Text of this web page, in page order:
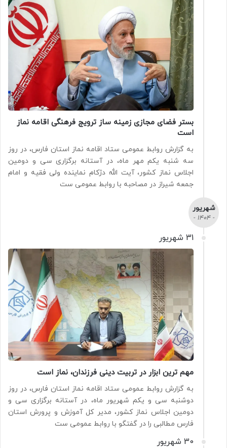
بستر فضای مجازی زمینه ساز ترویج فرهنگی اقامه نماز
است
به گزارش روابط عمومی ستاد اقامه نماز استان فارس، در روز
سه شنبه یکم مهر ماه، در آستانه برگزاری سی و دومین
اجلاس نماز کشور، آیت الله دژکام نماینده ولی فقیه و امام
جمعه شیراز در مصاحبه با روابط عمومی ست
شهریور
- 1404 -
31 شهریور
مهم ترین ابزار در تربیت دینی فرزندان، نماز است
به گزارش روابط عمومی ستاد اقامه نماز استان فارس، در روز
دوشنبه سی‌ و یکم شهریور ماه، در آستانه برگزاری سی و
دومین اجلاس نماز کشور، مدیر کل آموزش و پرورش استان
فارس مطالبی را در گفتگو با روابط عمومی ست
30 شهریور